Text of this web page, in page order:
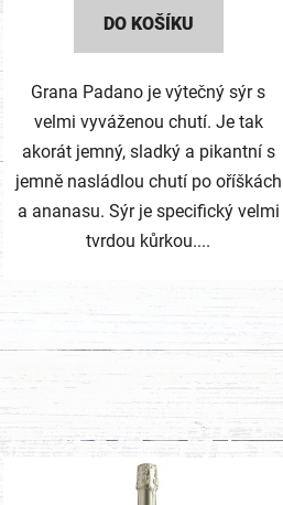
DO KOŠÍKU
Grana Padano je výtečný sýr s
velmi vyváženou chutí. Je tak
akorát jemný, sladký a pikantní s
jemně nasládlou chutí po oříškách
a ananasu. Sýr je specifický velmi
tvrdou kůrkou....